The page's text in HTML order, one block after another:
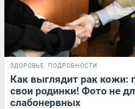
ЗДОРОВЬЕ ПОДРОБНОСТИ
Как выглядит рак кожи:
свои родинки! Фото не
слабонервных